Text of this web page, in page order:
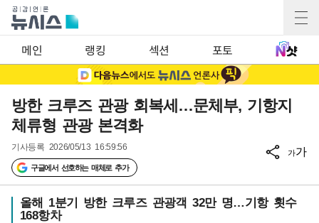
메인 랭킹 섹션 포토
방한 크루즈 관광 회복세…문체부, 기항지
체류형 관광 본격화
기사등록 2026/05/13 16:59:56
구글에서 선호하는 매체로 추가
가가
올해 1분기 방한 크루즈 관광객 32만 명…기항 횟수
168항차